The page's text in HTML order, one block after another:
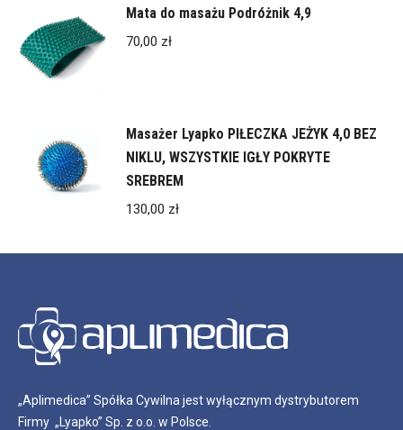
Mata do masażu Podróżnik 4,9
70,00 zł
Masażer Lyapko PIŁECZKA JEŻYK 4,0 BEZ
NIKLU, WSZYSTKIE IGŁY POKRYTE
SREBREM
130,00 zł
„Aplimedica” Spółka Cywilna jest wyłącznym dystrybutorem
Firmy „Lyapko” Sp. z o.o. w Polsce.